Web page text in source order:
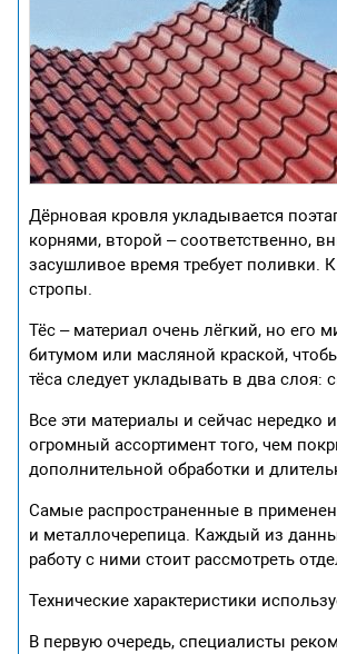
Дёрновая кровля укладывается
корнями, второй – соответственно,
засушливое время требует поливки.
стропы.
Тёс – материал очень лёгкий, но его
битумом или масляной краской,
тёса следует укладывать в два
Все эти материалы и сейчас нередко
огромный ассортимент того, чем
дополнительной обработки и
Самые распространенные в
и металлочерепица. Каждый из
работу с ними стоит рассмотреть
Технические характеристики
В первую очередь, специалисты